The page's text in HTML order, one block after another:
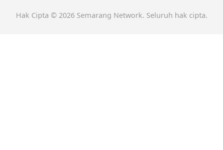
Hak Cipta © 2026 Semarang Network. Seluruh hak cipta.